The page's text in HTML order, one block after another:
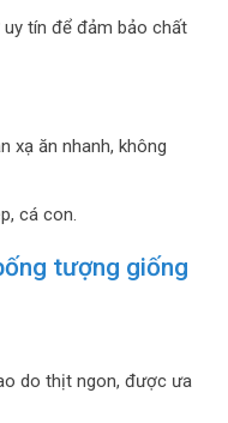
tín để đảm bảo chất
xạ ăn nhanh, không
cá con.
tượng giống
do thịt ngon, được ưa